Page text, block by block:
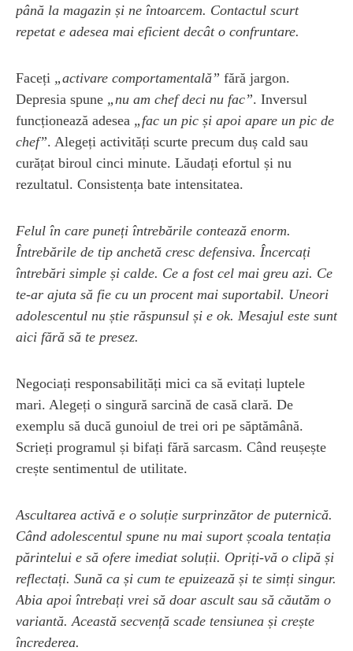
până la magazin și ne întoarcem. Contactul scurt
repetat e adesea mai eficient decât o confruntare.
Faceți „activare comportamentală” fără jargon.
Depresia spune „nu am chef deci nu fac”. Inversul
funcționează adesea „fac un pic și apoi apare un pic de
chef”. Alegeți activități scurte precum duș cald sau
curățat biroul cinci minute. Lăudați efortul și nu
rezultatul. Consistența bate intensitatea.
Felul în care puneți întrebările contează enorm.
Întrebările de tip anchetă cresc defensiva. Încercați
întrebări simple și calde. Ce a fost cel mai greu azi. Ce
te-ar ajuta să fie cu un procent mai suportabil. Uneori
adolescentul nu știe răspunsul și e ok. Mesajul este sunt
aici fără să te presez.
Negociați responsabilități mici ca să evitați luptele
mari. Alegeți o singură sarcină de casă clară. De
exemplu să ducă gunoiul de trei ori pe săptămână.
Scrieți programul și bifați fără sarcasm. Când reușește
crește sentimentul de utilitate.
Ascultarea activă e o soluție surprinzător de puternică.
Când adolescentul spune nu mai suport școala tentația
părintelui e să ofere imediat soluții. Opriți-vă o clipă și
reflectați. Sună ca și cum te epuizează și te simți singur.
Abia apoi întrebați vrei să doar ascult sau să căutăm o
variantă. Această secvență scade tensiunea și crește
încrederea.